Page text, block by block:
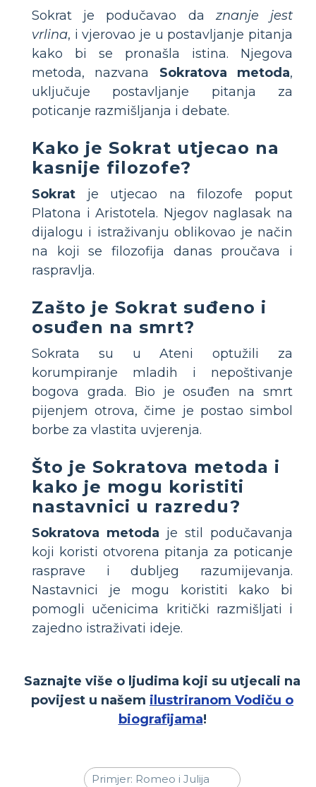
Sokrat je podučavao da znanje jest
vrlina, i vjerovao je u postavljanje pitanja
kako bi se pronašla istina. Njegova
metoda, nazvana Sokratova metoda,
uključuje postavljanje pitanja za
poticanje razmišljanja i debate.
Kako je Sokrat utjecao na
kasnije filozofe?
Sokrat je utjecao na filozofe poput
Platona i Aristotela. Njegov naglasak na
dijalogu i istraživanju oblikovao je način
na koji se filozofija danas proučava i
raspravlja.
Zašto je Sokrat suđeno i
osuđen na smrt?
Sokrata su u Ateni optužili za
korumpiranje mladih i nepoštivanje
bogova grada. Bio je osuđen na smrt
pijenjem otrova, čime je postao simbol
borbe za vlastita uvjerenja.
Što je Sokratova metoda i
kako je mogu koristiti
nastavnici u razredu?
Sokratova metoda je stil podučavanja
koji koristi otvorena pitanja za poticanje
rasprave i dubljeg razumijevanja.
Nastavnici je mogu koristiti kako bi
pomogli učenicima kritički razmišljati i
zajedno istraživati ideje.
Saznajte više o ljudima koji su utjecali na
povijest u našem ilustriranom Vodiču o
biografijama!